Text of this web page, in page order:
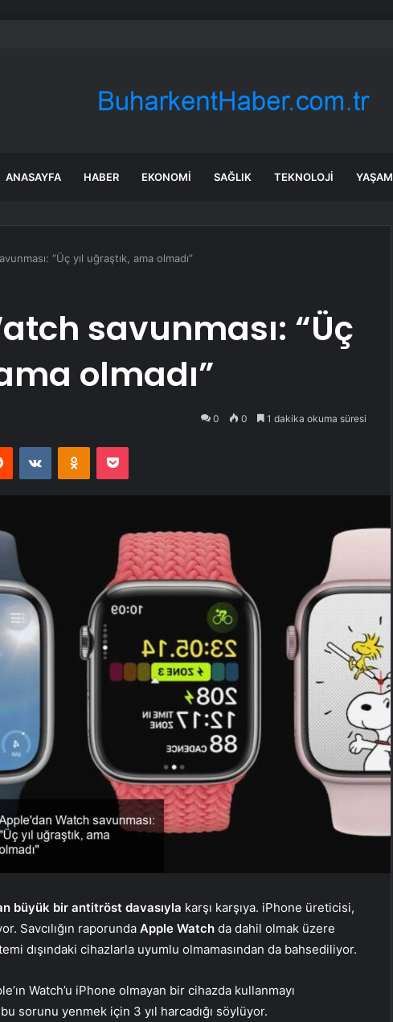
ANASAYFA HABER EKONOMI SAĞLIK TEKNOLOJI YAŞAM
“Üç yıl uğraştık, ama olmadı”
savunması: “Üç
olmadı”
0 0 1 dakika okuma süresi
Reddit VKontakteOdnoklassniki
Pocket
büyük bir antitröst davasıyla karşı karşıya. iPhone üreticisi,
Savcılığın raporunda Apple Watch da dahil olmak üzere
dışındaki cihazlarla uyumlu olmamasından da bahsediliyor.
Watch’u iPhone olmayan bir cihazda kullanmayı
sorunu yenmek için 3 yıl harcadığı söylüyor.